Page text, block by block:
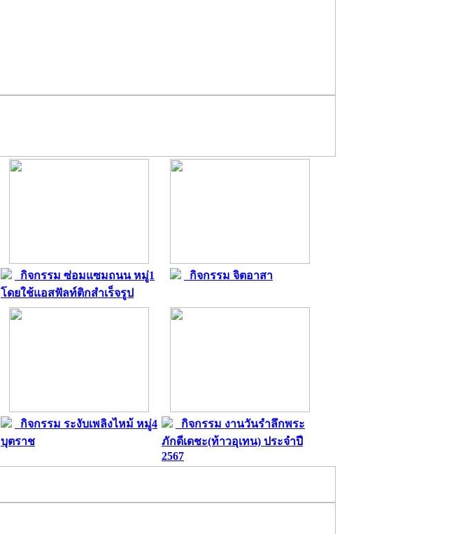
กิจกรรม ซ่อมแซมถนน หมู่1
โดยใช้แอสฟัลท์ติกสำเร็จรูป
กิจกรรม จิตอาสา
กิจกรรม ระงับเพลิงไหม้ หมู่4
บุตราช
กิจกรรม งานวันรำลึกพระ
ภักดีเดชะ(ท้าวอุเทน) ประจำปี
2567